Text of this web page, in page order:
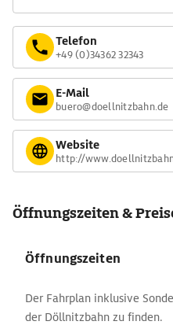
Telefon
+49 (0)34362 32343
E-Mail
buero@doellnitzbahn.de
Website
http://
Öffnungszeiten &
Öffnungszeiten
Der Fahrplan inklusive
der Döllnitzbahn zu finden.